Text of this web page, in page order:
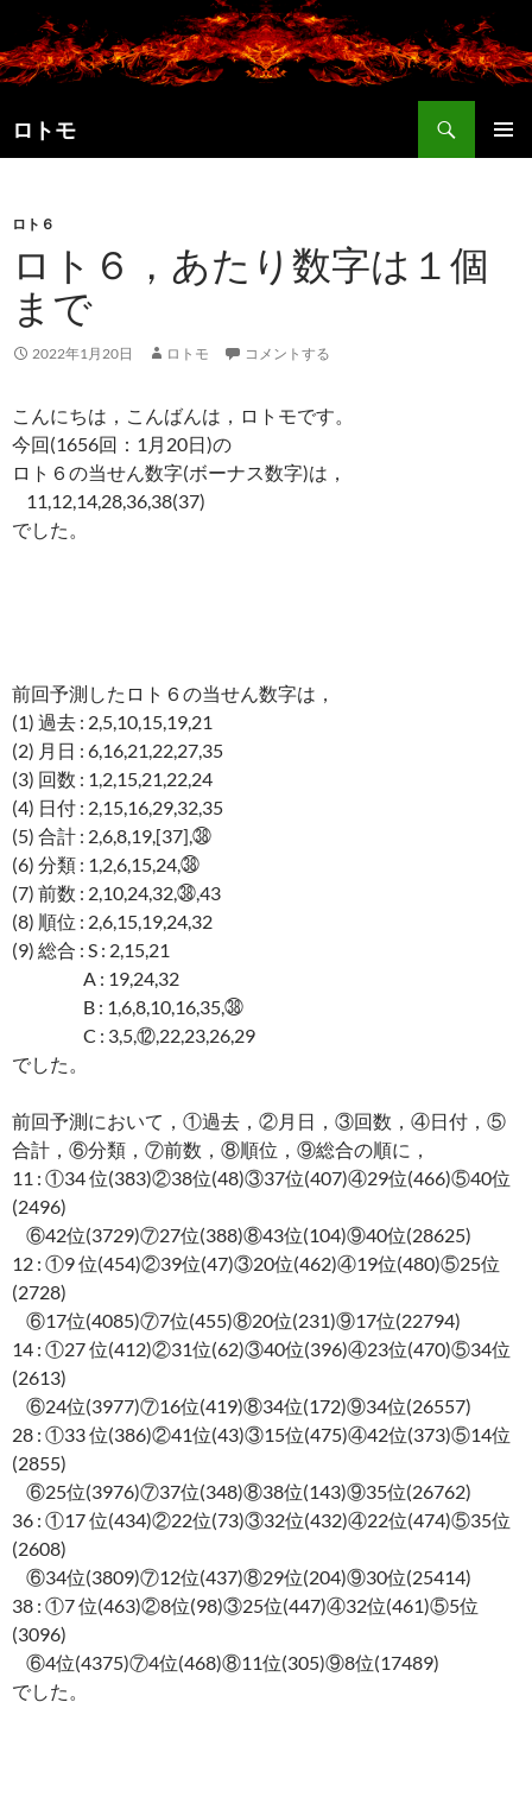
ン
テ
ツ
へ
ロトモ
索
ロト６
ロト６，あたり数字は１個
まで
2022年1月20日 ロトモ コメントする
こんにちは，こんばんは，ロトモです。
今回(1656回：1月20日)の
ロト６の当せん数字(ボーナス数字)は，
11,12,14,28,36,38(37)
でした。
前回予測したロト６の当せん数字は，
(1) 過去 : 2,5,10,15,19,21
(2) 月日 : 6,16,21,22,27,35
(3) 回数 : 1,2,15,21,22,24
(4) 日付 : 2,15,16,29,32,35
(5) 合計 : 2,6,8,19,[37],㊳
(6) 分類 : 1,2,6,15,24,㊳
(7) 前数 : 2,10,24,32,㊳,43
(8) 順位 : 2,6,15,19,24,32
(9) 総合 : S : 2,15,21
A : 19,24,32
B : 1,6,8,10,16,35,㊳
C : 3,5,⑫,22,23,26,29
でした。
前回予測において，①過去，②月日，③回数，④日付，⑤
合計，⑥分類，⑦前数，⑧順位，⑨総合の順に，
11 : ①34 位(383)②38位(48)③37位(407)④29位(466)⑤40位
(2496)
⑥42位(3729)⑦27位(388)⑧43位(104)⑨40位(28625)
12 : ①9 位(454)②39位(47)③20位(462)④19位(480)⑤25位
(2728)
⑥17位(4085)⑦7位(455)⑧20位(231)⑨17位(22794)
14 : ①27 位(412)②31位(62)③40位(396)④23位(470)⑤34位
(2613)
⑥24位(3977)⑦16位(419)⑧34位(172)⑨34位(26557)
28 : ①33 位(386)②41位(43)③15位(475)④42位(373)⑤14位
(2855)
⑥25位(3976)⑦37位(348)⑧38位(143)⑨35位(26762)
36 : ①17 位(434)②22位(73)③32位(432)④22位(474)⑤35位
(2608)
⑥34位(3809)⑦12位(437)⑧29位(204)⑨30位(25414)
38 : ①7 位(463)②8位(98)③25位(447)④32位(461)⑤5位
(3096)
⑥4位(4375)⑦4位(468)⑧11位(305)⑨8位(17489)
でした。